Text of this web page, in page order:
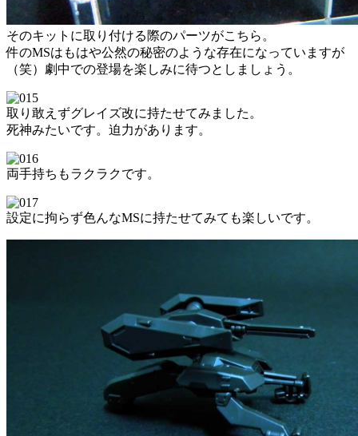
そのキットに取り付ける際のパーツがこちら。
件のMSはもはや公然の秘密のような存在になっていますが
（笑）劇中での登場を楽しみに待つとしましょう。
取り敢えずグレイズ改に持たせてみました。
死神みたいです。迫力があります。
両手持ちもラクラクです。
設定に拘らず色んなMSに持たせてみても楽しいです。